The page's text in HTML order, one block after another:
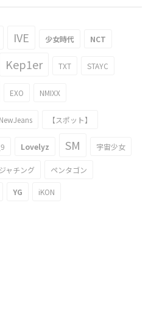
IVE 少女時代 NCT
Kep1er TXT STAYC
EXO NMIXX
NewJeans 【スポット】
Lovelyz SM 宇宙少女
ャチング ペンタゴン
YG iKON